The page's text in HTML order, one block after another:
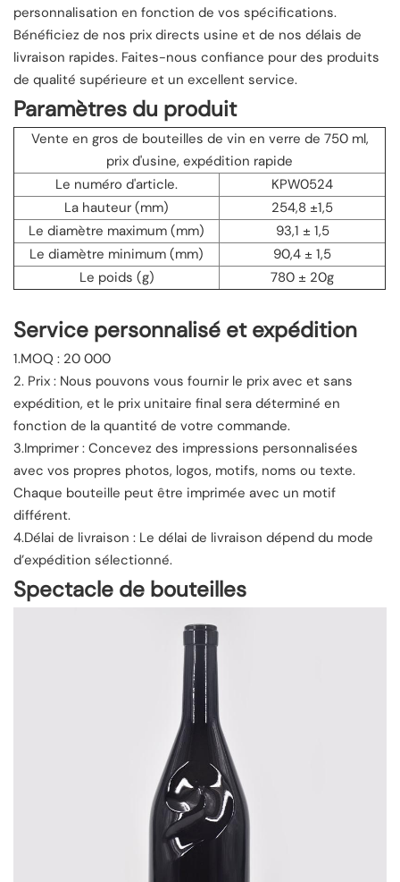
personnalisation en fonction de vos spécifications.
Bénéficiez de nos prix directs usine et de nos délais de
livraison rapides. Faites-nous confiance pour des produits
de qualité supérieure et un excellent service.
Paramètres du produit
Vente en gros de bouteilles de vin en verre de 750 ml,
prix d'usine, expédition rapide
Le numéro d'article.
KPW0524
La hauteur (mm)
254,8 ±1,5
Le diamètre maximum (mm)
93,1 ± 1,5
Le diamètre minimum (mm)
90,4 ± 1,5
Le poids (g)
780 ± 20g
Service personnalisé et expédition
1.MOQ : 20 000
2. Prix : Nous pouvons vous fournir le prix avec et sans
expédition, et le prix unitaire final sera déterminé en
fonction de la quantité de votre commande.
3.Imprimer : Concevez des impressions personnalisées
avec vos propres photos, logos, motifs, noms ou texte.
Chaque bouteille peut être imprimée avec un motif
différent.
4.Délai de livraison : Le délai de livraison dépend du mode
d’expédition sélectionné.
Spectacle de bouteilles